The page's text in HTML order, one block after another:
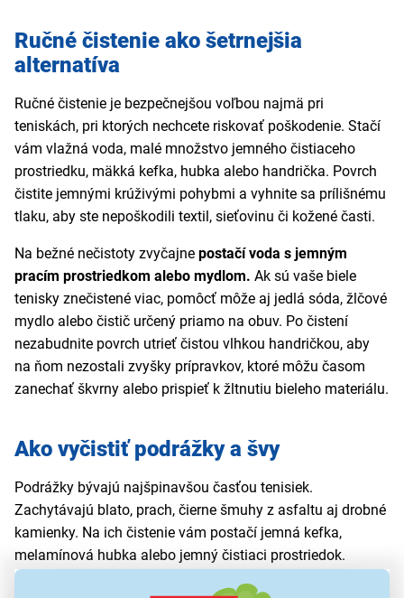
Ručné čistenie ako šetrnejšia
alternatíva
Ručné čistenie je bezpečnejšou voľbou najmä pri
teniskách, pri ktorých nechcete riskovať poškodenie. Stačí
vám vlažná voda, malé množstvo jemného čistiaceho
prostriedku, mäkká kefka, hubka alebo handrička. Povrch
čistite jemnými krúživými pohybmi a vyhnite sa prílišnému
tlaku, aby ste nepoškodili textil, sieťovinu či kožené časti.
Na bežné nečistoty zvyčajne postačí voda s jemným
pracím prostriedkom alebo mydlom. Ak sú vaše biele
tenisky znečistené viac, pomôcť môže aj jedlá sóda, žlčové
mydlo alebo čistič určený priamo na obuv. Po čistení
nezabudnite povrch utrieť čistou vlhkou handričkou, aby
na ňom nezostali zvyšky prípravkov, ktoré môžu časom
zanechať škvrny alebo prispieť k žltnutiu bieleho materiálu.
Ako vyčistiť podrážky a švy
Podrážky bývajú najšpinavšou časťou tenisiek.
Zachytávajú blato, prach, čierne šmuhy z asfaltu aj drobné
kamienky. Na ich čistenie vám postačí jemná kefka,
melamínová hubka alebo jemný čistiaci prostriedok.
Šikovným pomocníkom môžu byť aj elektrické zubné